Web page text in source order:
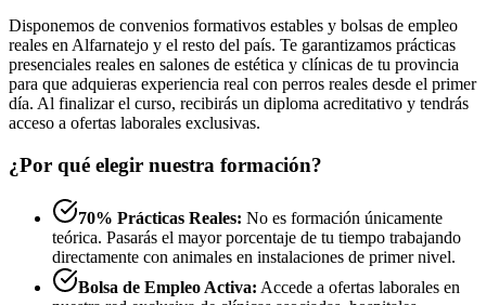
Disponemos de convenios formativos estables y bolsas de empleo
reales en Alfarnatejo y el resto del país. Te garantizamos prácticas
presenciales reales en salones de estética y clínicas de tu provincia
para que adquieras experiencia real con perros reales desde el primer
día. Al finalizar el curso, recibirás un diploma acreditativo y tendrás
acceso a ofertas laborales exclusivas.
¿Por qué elegir nuestra formación?
70% Prácticas Reales: No es formación únicamente
teórica. Pasarás el mayor porcentaje de tu tiempo trabajando
directamente con animales en instalaciones de primer nivel.
Bolsa de Empleo Activa: Accede a ofertas laborales en